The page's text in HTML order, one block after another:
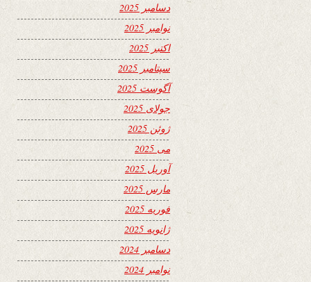
دسامبر 2025
نوامبر 2025
اکتبر 2025
سپتامبر 2025
آگوست 2025
جولای 2025
ژوئن 2025
می 2025
آوریل 2025
مارس 2025
فوریه 2025
ژانویه 2025
دسامبر 2024
نوامبر 2024